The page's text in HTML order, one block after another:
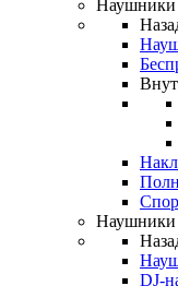
Наушники
Наушники
DJ-